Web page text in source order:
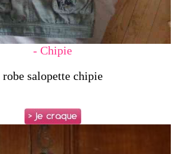
- Chipie
robe salopette chipie